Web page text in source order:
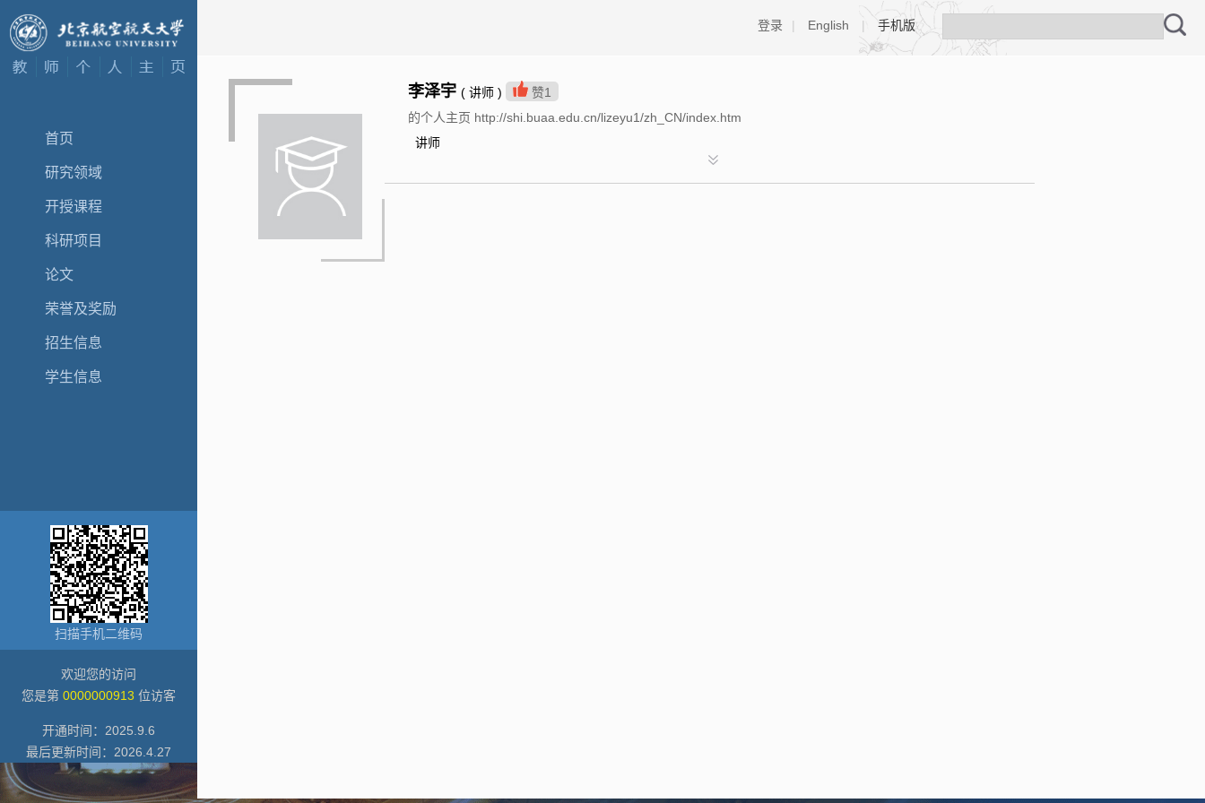
首页
研究领域
开授课程
科研项目
论文
荣誉及奖励
招生信息
学生信息
扫描手机二维码
欢迎您的访问
您是第 0000000913 位访客
开通时间： 2025 9 6
最后更新时间： 2026 4 27
登录 | English | 手机版
李泽宇 ( 讲师 ) 赞1
的个人主页 http://shi.buaa.edu.cn/lizeyu1/zh_CN/index.htm
讲师